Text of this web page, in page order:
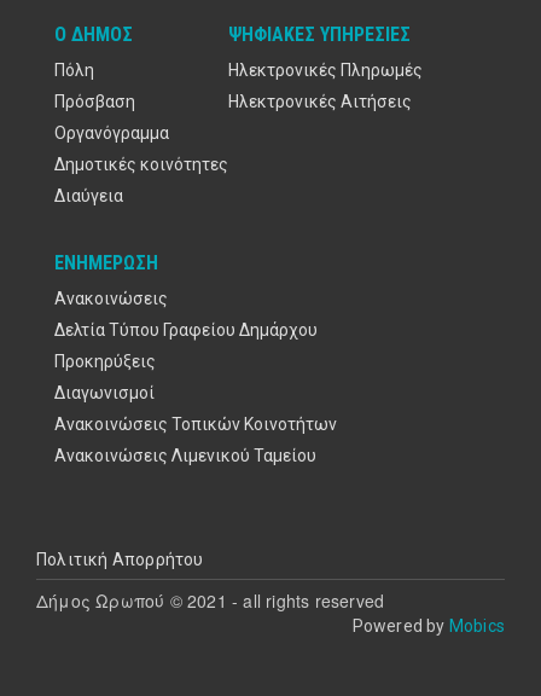
Ο ΔΉΜΟΣ
Πόλη
Πρόσβαση
Οργανόγραμμα
Δημοτικές κοινότητες
Διαύγεια
ΨΗΦΙΑΚΈΣ ΥΠΗΡΕΣΊΕΣ
Ηλεκτρονικές Πληρωμές
Ηλεκτρονικές Αιτήσεις
ΕΝΗΜΈΡΩΣΗ
Ανακοινώσεις
Δελτία Τύπου Γραφείου Δημάρχου
Προκηρύξεις
Διαγωνισμοί
Ανακοινώσεις Τοπικών Κοινοτήτων
Ανακοινώσεις Λιμενικού Ταμείου
Υποσέλιδο
Πολιτική Απορρήτου
Δήμος Ωρωπού © 2021 - all rights reserved
Powered by Mobics